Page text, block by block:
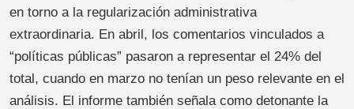
en torno a la regularización administrativa
extraordinaria. En abril, los comentarios vinculados a
“políticas públicas” pasaron a representar el 24% del
total, cuando en marzo no tenían un peso relevante en el
análisis. El informe también señala como detonante la